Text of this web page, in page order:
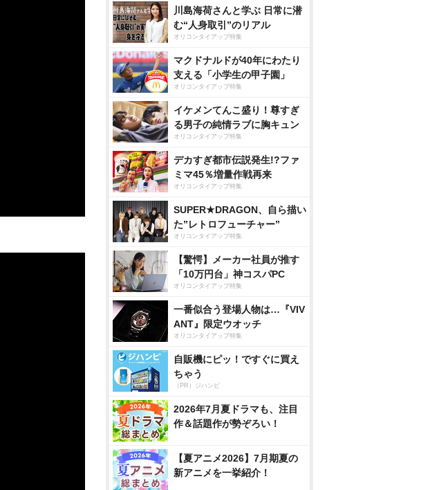
川島海荷さんと学ぶ 日常に潜
む“人身取引”のリアル
オリコンタイアップ特集
マクドナルドが40年にわたり
支える「小学生の甲子園」
オリコンタイアップ特集
イケメンてんこ盛り！尊すぎ
る男子の純情ラブに胸キュン
オリコンタイアップ特集
デカすぎ都市伝説発生!?ファ
ミマ45％増量作戦再来
オリコンタイアップ特集
SUPER★DRAGON、自ら描い
た”レトロフューチャー”
オリコンタイアップ特集
【驚愕】メーカー社員が推す
「10万円台」神コスパPC
オリコンタイアップ特集
一番似合う登場人物は…『VIV
ANT』限定ウオッチ
オリコンタイアップ特集
自販機にピッ！ですぐに買え
ちゃう
（PR）ジハンピ
2026年7月夏ドラマも、注目
作＆話題作が勢ぞろい！
【夏アニメ2026】7月期夏の
新アニメを一挙紹介！